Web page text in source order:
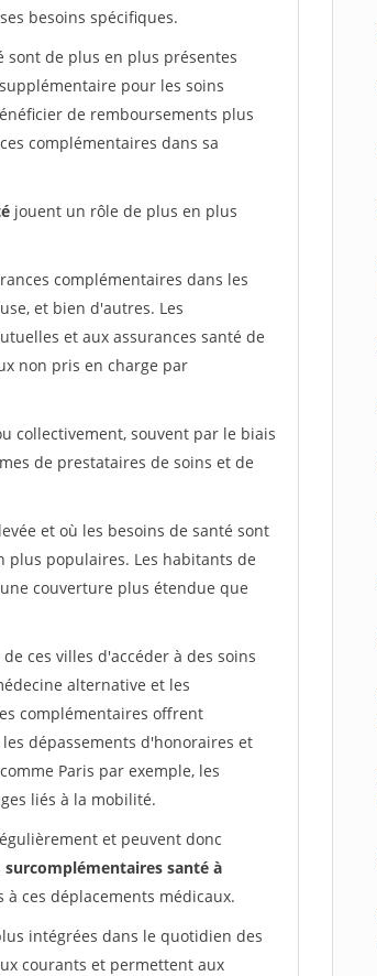
besoins spécifiques.
sont de plus en plus présentes
pour les soins
de remboursements plus
complémentaires dans sa
jouent un rôle de plus en plus
complémentaires dans les
et bien d'autres. Les
et aux assurances santé de
non pris en charge par
collectivement, souvent par le biais
de prestataires de soins et de
et où les besoins de santé sont
plus populaires. Les habitants de
couverture plus étendue que
ces villes d'accéder à des soins
alternative et les
complémentaires offrent
dépassements d'honoraires et
Paris par exemple, les
liés à la mobilité.
et peuvent donc
surcomplémentaires santé à
ces déplacements médicaux.
intégrées dans le quotidien des
courants et permettent aux